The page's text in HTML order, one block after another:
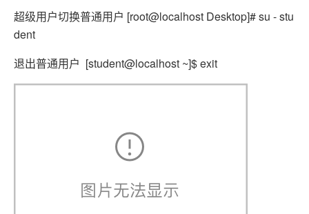
超级用户切换普通用户 [root@localhost Desktop]# su - stu
dent
退出普通用户 [student@localhost ~]$ exit